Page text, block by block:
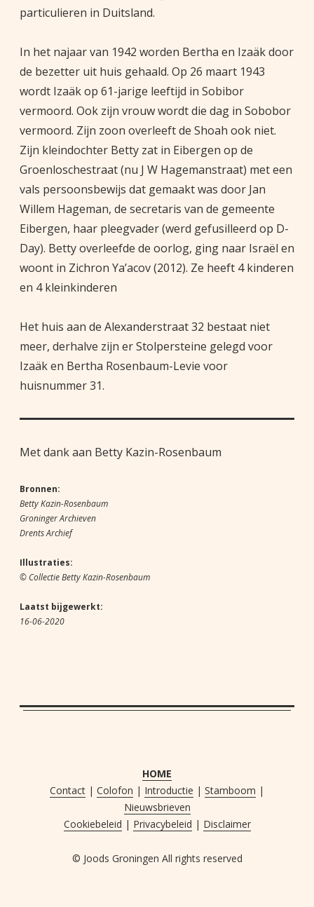
particulieren in Duitsland.
In het najaar van 1942 worden Bertha en Izaäk door
de bezetter uit huis gehaald. Op 26 maart 1943
wordt Izaäk op 61-jarige leeftijd in Sobibor
vermoord. Ook zijn vrouw wordt die dag in Sobobor
vermoord. Zijn zoon overleeft de Shoah ook niet.
Zijn kleindochter Betty zat in Eibergen op de
Groenloschestraat (nu J W Hagemanstraat) met een
vals persoonsbewijs dat gemaakt was door Jan
Willem Hageman, de secretaris van de gemeente
Eibergen, haar pleegvader (werd gefusilleerd op D-
Day). Betty overleefde de oorlog, ging naar Israël en
woont in Zichron Ya’acov (2012). Ze heeft 4 kinderen
en 4 kleinkinderen
Het huis aan de Alexanderstraat 32 bestaat niet
meer, derhalve zijn er Stolpersteine gelegd voor
Izaäk en Bertha Rosenbaum-Levie voor
huisnummer 31.
Met dank aan Betty Kazin-Rosenbaum
Bronnen:
Betty Kazin-Rosenbaum
Groninger Archieven
Drents Archief
Illustraties:
© Collectie Betty Kazin-Rosenbaum
Laatst bijgewerkt:
16-06-2020
HOME
Contact | Colofon | Introductie | Stamboom |
Nieuwsbrieven
Cookiebeleid | Privacybeleid | Disclaimer
© Joods Groningen All rights reserved